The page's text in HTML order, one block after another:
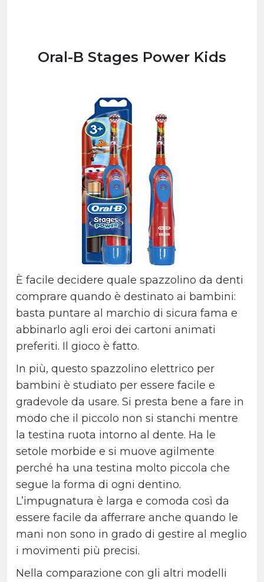
Oral-B Stages Power Kids
È facile decidere quale spazzolino da denti
comprare quando è destinato ai bambini:
basta puntare al marchio di sicura fama e
abbinarlo agli eroi dei cartoni animati
preferiti. Il gioco è fatto.
In più, questo spazzolino elettrico per
bambini è studiato per essere facile e
gradevole da usare. Si presta bene a fare in
modo che il piccolo non si stanchi mentre
la testina ruota intorno al dente. Ha le
setole morbide e si muove agilmente
perché ha una testina molto piccola che
segue la forma di ogni dentino.
L’impugnatura è larga e comoda così da
essere facile da afferrare anche quando le
mani non sono in grado di gestire al meglio
i movimenti più precisi.
Nella comparazione con gli altri modelli